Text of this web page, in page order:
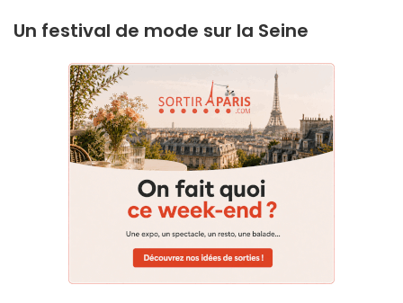
Un festival de mode sur la Seine